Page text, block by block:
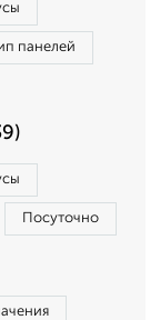
панелей
Посуточно